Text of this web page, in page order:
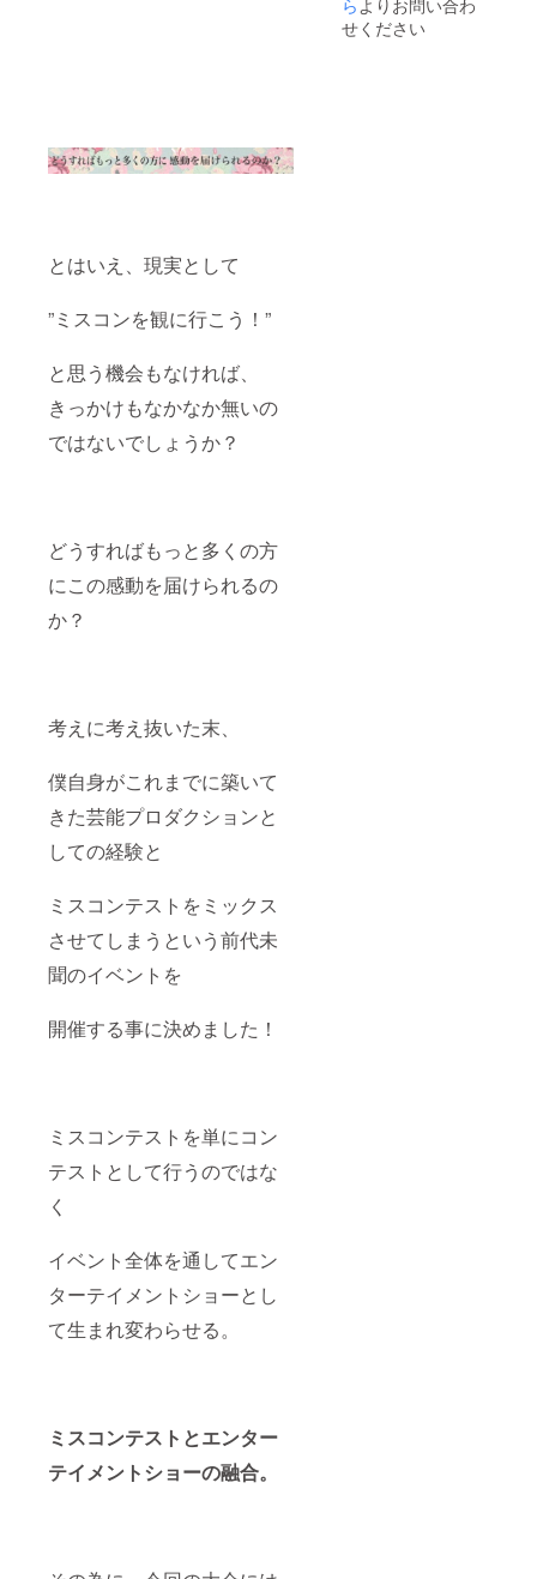
とはいえ、現実として
”ミスコンを観に行こう！”
と思う機会もなければ、
きっかけもなかなか無いの
ではないでしょうか？
どうすればもっと多くの方
にこの感動を届けられるの
か？
考えに考え抜いた末、
僕自身がこれまでに築いて
きた芸能プロダクションと
しての経験と
ミスコンテストをミックス
させてしまうという前代未
聞のイベントを
開催する事に決めました！
ミスコンテストを単にコン
テストとして行うのではな
く
イベント全体を通してエン
ターテイメントショーとし
て生まれ変わらせる。
ミスコンテストとエンター
テイメントショーの融合。
に楽し
んでい
ます。
出展時
せください